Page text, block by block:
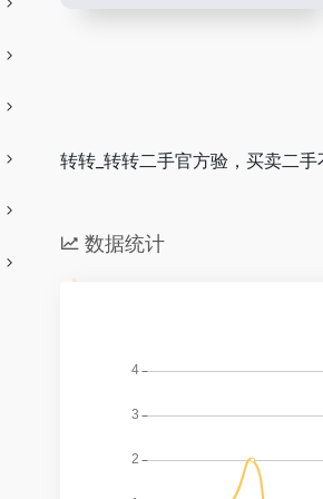
转转_转转二手官方验，买卖二手
数据统计